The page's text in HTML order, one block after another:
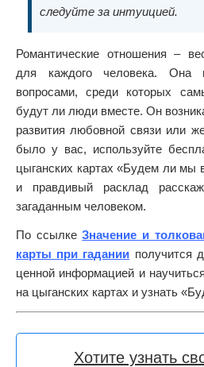
следуйте за интуицией.
Романтические отношения –
для каждого человека. Она
вопросами, среди которых
будут ли люди вместе. Он
развития любовной связи или
было у вас, используйте
цыганских картах «Будем ли мы
и правдивый расклад
загаданным человеком.
По ссылкеЗначение и
карты при гадании получится
ценной информацией и
на цыганских картах и узнать
Хотите узнать